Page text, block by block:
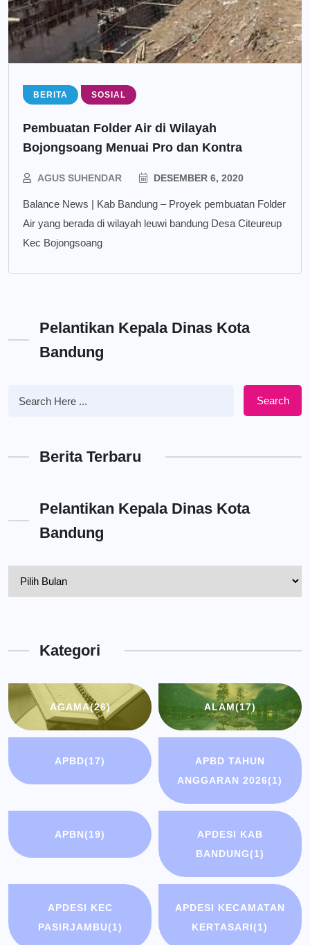
BERITA SOSIAL
Pembuatan Folder Air di Wilayah
Bojongsoang Menuai Pro dan Kontra
AGUS SUHENDAR DESEMBER 6, 2020
Balance News | Kab Bandung – Proyek pembuatan Folder
Air yang berada di wilayah leuwi bandung Desa Citeureup
Kec Bojongsoang
Pelantikan Kepala Dinas Kota
Bandung
Search
Berita Terbaru
Pelantikan Kepala Dinas Kota
Bandung
BandungKategori
AGAMA(26) ALAM(17)
APBD(17)
APBD TAHUN
ANGGARAN 2026(1)
APBN(19)
APDESI KAB
BANDUNG(1)
APDESI KEC
PASIRJAMBU(1)
APDESI KECAMATAN
KERTASARI(1)